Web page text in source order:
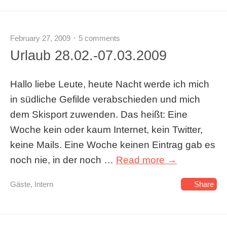
February 27, 2009 5 comments
Urlaub 28.02.-07.03.2009
Hallo liebe Leute, heute Nacht werde ich mich
in südliche Gefilde verabschieden und mich
dem Skisport zuwenden. Das heißt: Eine
Woche kein oder kaum Internet, kein Twitter,
keine Mails. Eine Woche keinen Eintrag gab es
noch nie, in der noch … Read more →
Gäste, Intern Share